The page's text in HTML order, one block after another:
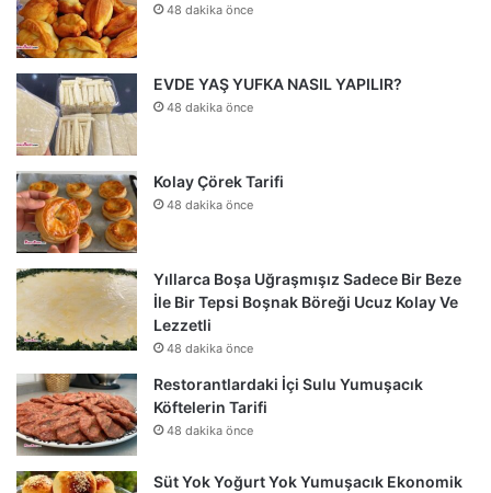
48 dakika önce
EVDE YAŞ YUFKA NASIL YAPILIR?
48 dakika önce
Kolay Çörek Tarifi
48 dakika önce
Yıllarca Boşa Uğraşmışız Sadece Bir Beze
İle Bir Tepsi Boşnak Böreği Ucuz Kolay Ve
Lezzetli
48 dakika önce
Restorantlardaki İçi Sulu Yumuşacık
Köftelerin Tarifi
48 dakika önce
Süt Yok Yoğurt Yok Yumuşacık Ekonomik